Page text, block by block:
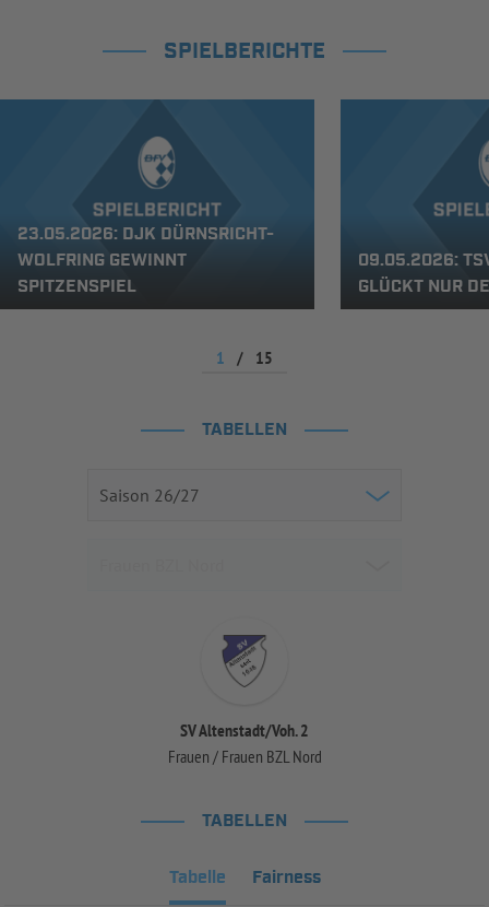
SPIELBERICHTE
23.05.2026: DJK DÜRNSRICHT-
WOLFRING GEWINNT
SPITZENSPIEL
09.05.2026:
GLÜCKT NUR
1 / 15
TABELLEN
SV Altenstadt/Voh. 2
Frauen / Frauen BZL Nord
TABELLEN
Tabelle Fairness